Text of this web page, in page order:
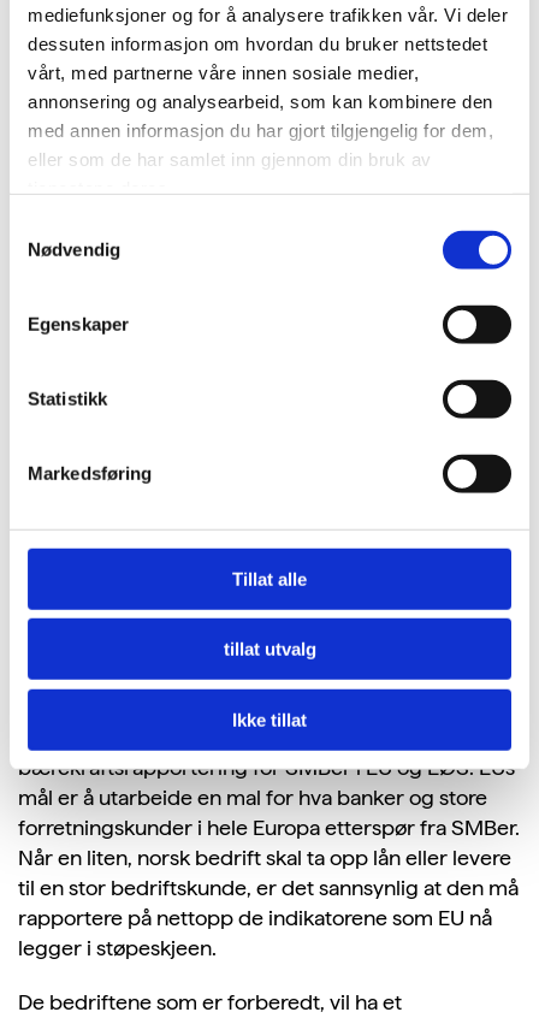
mediefunksjoner og for å analysere trafikken vår. Vi deler
dessuten informasjon om hvordan du bruker nettstedet
vårt, med partnerne våre innen sosiale medier,
annonsering og analysearbeid, som kan kombinere den
med annen informasjon du har gjort tilgjengelig for dem,
eller som de har samlet inn gjennom din bruk av
Nødvendig
Egenskaper
Statistikk
Markedsføring
Tillat alle
tillat utvalg
Ikke tillat
standarden for rapportering på bærekraft.
Hensyn til SMBer veier tungt
I likhet med i Norge, er SMBer den klart største
svært opptatt av å legge til rette for de mindre
bedriftene, noe som innebærer unntak fra en rekke
regelverk. Bedrifter som ikke er på børs og som har
færre enn 250 ansatte – og under definerte grenser
kravet om rapportering på bærekraft.
forsikringsselskap likevel måtte etterspørre
og bedriftskunder. EU utvikler derfor forenklede
rapporteringsstandarder tilpasset SMBers
Den førende standarden
bærekraftsrapportering for SMBer i EU og EØS. EUs
mål er å utarbeide en mal for hva banker og store
forretningskunder i hele Europa etterspør fra SMBer.
Når en liten, norsk bedrift skal ta opp lån eller levere
til en stor bedriftskunde, er det sannsynlig at den må
rapportere på nettopp de indikatorene som EU nå
legger i støpeskjeen.
De bedriftene som er forberedt, vil ha et